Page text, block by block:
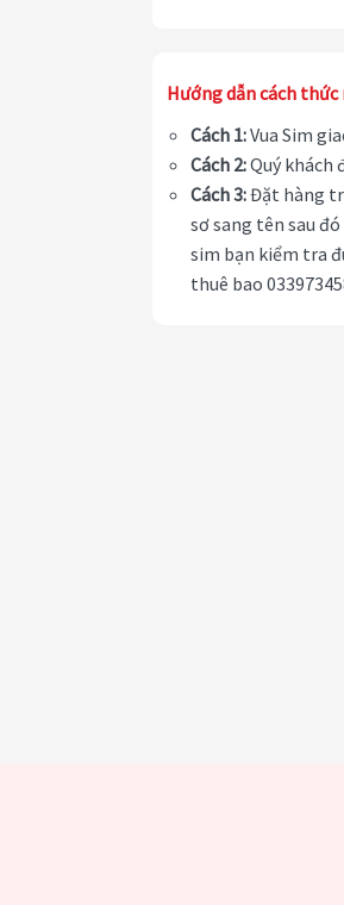
Hướng dẫn cách thức
Cách 1:Vua Sim
Cách 2:Quý khách
Cách 3:Đặt hàng
sơ sang tên sau
sim bạn kiểm tra
thuê bao